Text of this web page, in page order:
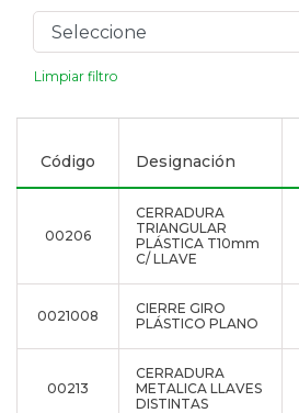
Limpiar filtro
Código Designación
00206
CERRADURA
TRIANGULAR
PLÁSTICA T10mm
C/ LLAVE
0021008
CIERRE GIRO
PLÁSTICO PLANO
00213
CERRADURA
METALICA LLAVES
DISTINTAS